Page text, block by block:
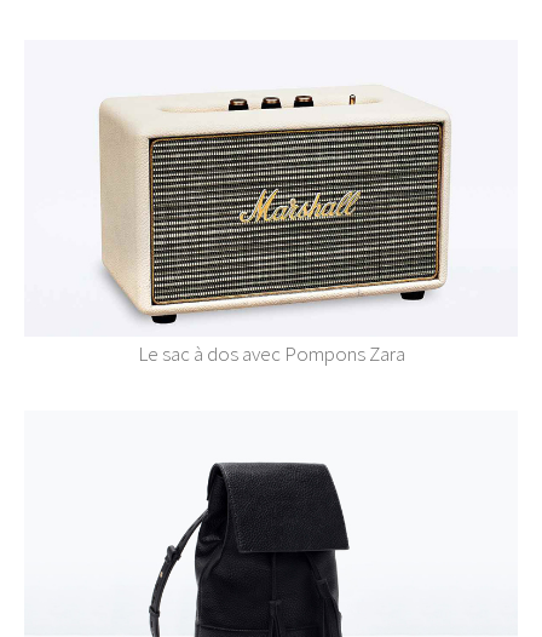
Le sac à dos avec Pompons Zara